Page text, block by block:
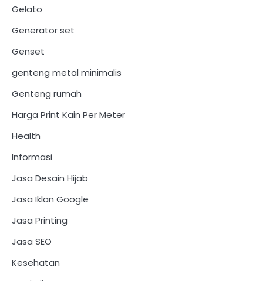
Gelato
Generator set
Genset
genteng metal minimalis
Genteng rumah
Harga Print Kain Per Meter
Health
Informasi
Jasa Desain Hijab
Jasa Iklan Google
Jasa Printing
Jasa SEO
Kesehatan